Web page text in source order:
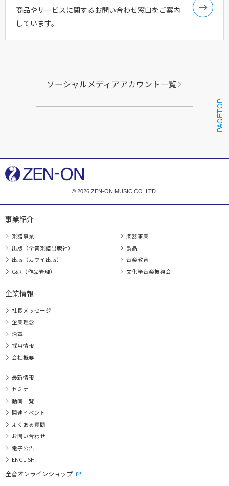
商品やサービスに関するお問い合わせ窓口をご案内
しています。
ソーシャルメディアアカウント一覧
PAGETOP
© 2026 ZEN-ON MUSIC CO.,LTD.
事業紹介
楽譜事業
出版（全音楽譜出版社）
出版（カワイ出版）
C&R（作品管理）
楽器事業
製品
音楽教育
文化箏音楽振興会
企業情報
社長メッセージ
企業理念
沿革
採用情報
会社概要
最新情報
セミナー
動画一覧
関連イベント
よくある質問
お問い合わせ
電子公告
ENGLISH
全音オンラインショップ